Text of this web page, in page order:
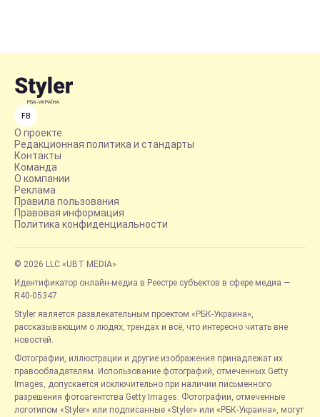
FB
О проекте
Редакционная политика и стандарты
Контакты
Команда
О компании
Реклама
Правила пользования
Правовая информация
Политика конфиденциальности
© 2026 LLC «UBT MEDIA»
Идентификатор онлайн-медиа в Реестре субъектов в сфере медиа —
R40-05347
Styler является развлекательным проектом «РБК-Украина»,
рассказывающим о людях, трендах и всё, что интересно читать вне
новостей.
Фотографии, иллюстрации и другие изображения принадлежат их
правообладателям. Использование фотографий, отмеченных Getty
Images, допускается исключительно при наличии письменного
разрешения фотоагентства Getty Images. Фотографии, отмеченные
логотипом «Styler» или подписанные «Styler» или «РБК-Украина», могут